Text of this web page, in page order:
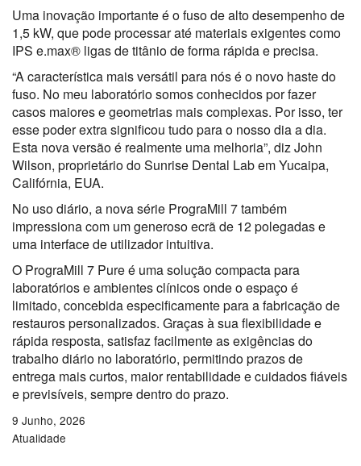
Uma inovação importante é o fuso de alto desempenho de
1,5 kW, que pode processar até materiais exigentes como
IPS e.max® ligas de titânio de forma rápida e precisa.
“A característica mais versátil para nós é o novo haste do
fuso. No meu laboratório somos conhecidos por fazer
casos maiores e geometrias mais complexas. Por isso, ter
esse poder extra significou tudo para o nosso dia a dia.
Esta nova versão é realmente uma melhoria”, diz John
Wilson, proprietário do Sunrise Dental Lab em Yucaipa,
Califórnia, EUA.
No uso diário, a nova série PrograMill 7 também
impressiona com um generoso ecrã de 12 polegadas e
uma interface de utilizador intuitiva.
O PrograMill 7 Pure é uma solução compacta para
laboratórios e ambientes clínicos onde o espaço é
limitado, concebida especificamente para a fabricação de
restauros personalizados. Graças à sua flexibilidade e
rápida resposta, satisfaz facilmente as exigências do
trabalho diário no laboratório, permitindo prazos de
entrega mais curtos, maior rentabilidade e cuidados fiáveis
e previsíveis, sempre dentro do prazo.
9 Junho, 2026
Atualidade